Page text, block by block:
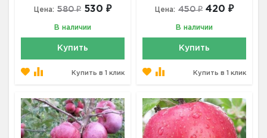
Цена: 580 ₽ 530 ₽
В наличии
Купить
Купить в 1 клик
Цена: 450 ₽ 420 ₽
В наличии
Купить
Купить в 1 клик